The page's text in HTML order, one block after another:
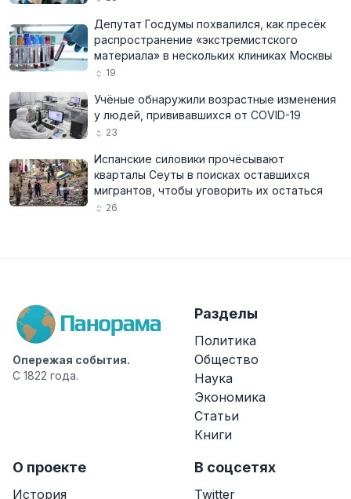
Депутат Госдумы похвалился, как пресёк
распространение «экстремистского
материала» в нескольких клиниках Москвы
19
Учёные обнаружили возрастные изменения
у людей, прививавшихся от COVID-19
23
Испанские силовики прочёсывают
кварталы Сеуты в поисках оставшихся
мигрантов, чтобы уговорить их остаться
26
Опережая события.
С 1822 года.
Разделы
Политика
Общество
Наука
Экономика
Статьи
Книги
О проекте
История
В соцсетях
Twitter